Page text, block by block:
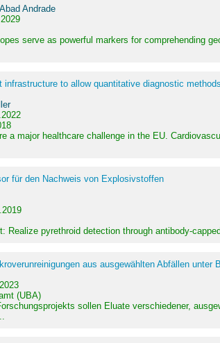
Andrade
serve as powerful markers for comprehending
infrastructure to allow quantitative diagnostic
a major healthcare challenge in the EU.
für den Nachweis von Explosivstoffen
Realize pyrethroid detection through antibody-
aus ausgewählten Abfällen
(UBA)
sollen Eluate verschiedener,